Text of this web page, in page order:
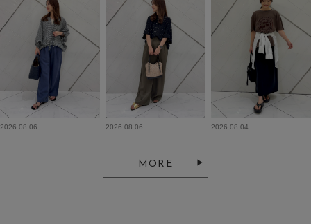
2026.08.06 2026.08.06 2026.08.04
MORE